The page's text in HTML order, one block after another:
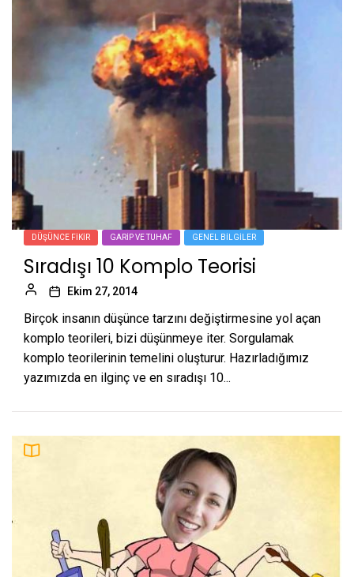
DÜŞÜNCE FIKIR GARIP VE TUHAF GENEL BILGILER
Sıradışı 10 Komplo Teorisi
Ekim 27, 2014
Birçok insanın düşünce tarzını değiştirmesine yol açan
komplo teorileri, bizi düşünmeye iter. Sorgulamak
komplo teorilerinin temelini oluşturur. Hazırladığımız
yazımızda en ilginç ve en sıradışı 10...